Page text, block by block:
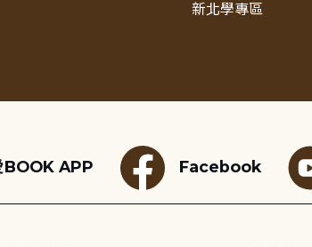
新北學專區
BOOK APP Facebook